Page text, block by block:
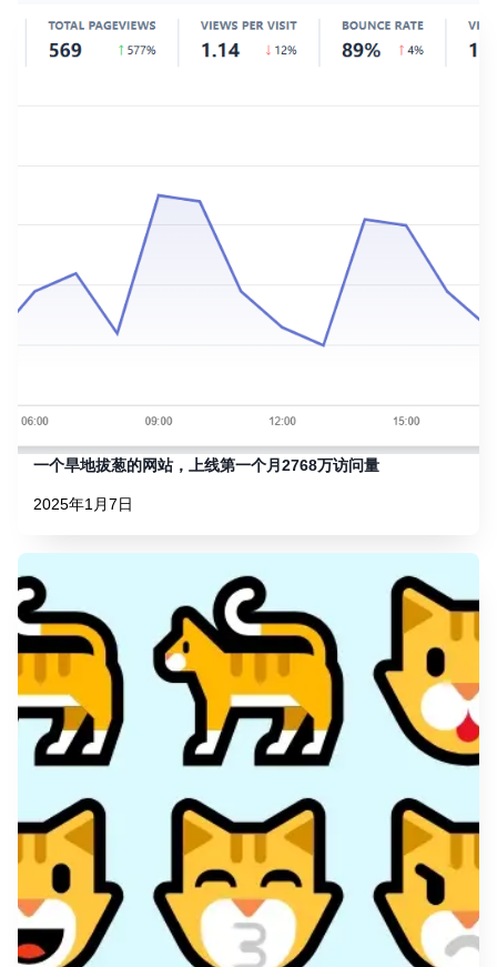
一个旱地拔葱的网站，上线第一个月2768万访问量
2025年1月7日